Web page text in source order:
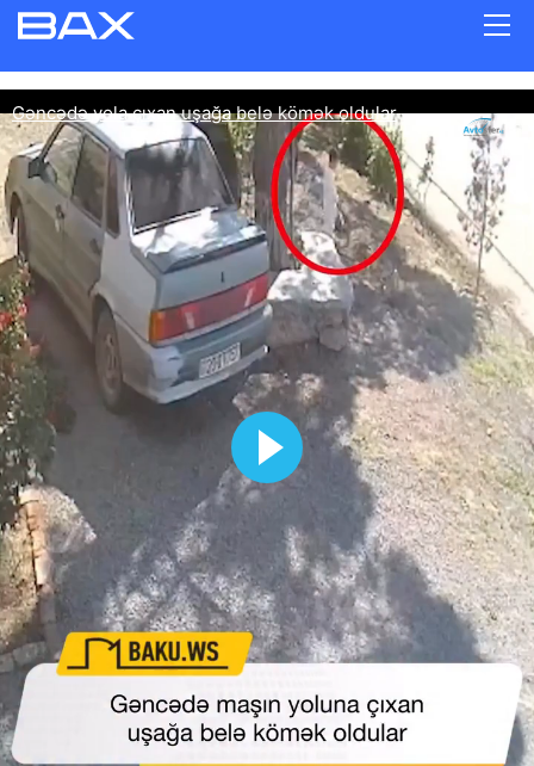
Gəncədə yola çıxan uşağa belə
kömək oldular
30.05.2026 0
AVTOSFERTV